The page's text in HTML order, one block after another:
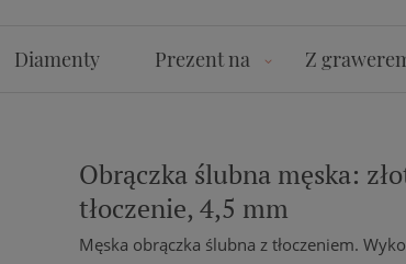
Diamenty Prezent na Z
Obrączka ślubna męska:
tłoczenie, 4,5 mm
Męska obrączka ślubna z tłoczeniem.